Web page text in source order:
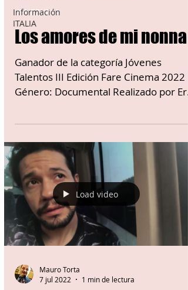
Información
ITALIA
VENEZUELA
Los amores de mi nonna
Ganador de la categoría Jóvenes
Talentos III Edición Fare Cinema 2022
Género: Documental Realizado por
Load video
Mauro Torta
7 jul 2022
1 min de lectura